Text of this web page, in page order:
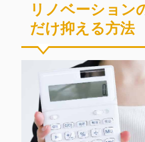
リノベーション
だけ抑える方法